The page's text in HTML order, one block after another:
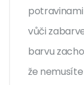
vůči
barvu
že